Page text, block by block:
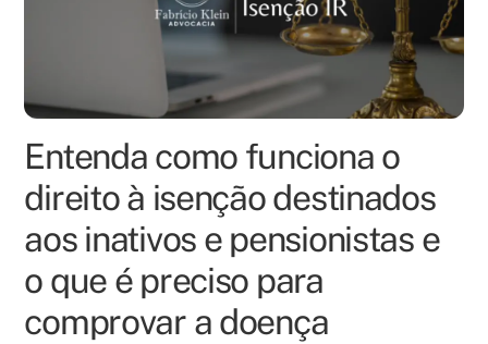
Entenda como funciona o
direito à isenção destinados
aos inativos e pensionistas e
o que é preciso para
comprovar a doença